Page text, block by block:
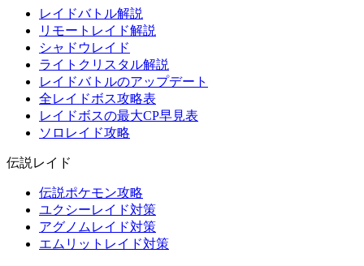
レイドバトル解説
リモートレイド解説
シャドウレイド
ライトクリスタル解説
レイドバトルのアップデート
全レイドボス攻略表
レイドボスの最大CP早見表
ソロレイド攻略
伝説レイド
伝説ポケモン攻略
ユクシーレイド対策
アグノムレイド対策
エムリットレイド対策